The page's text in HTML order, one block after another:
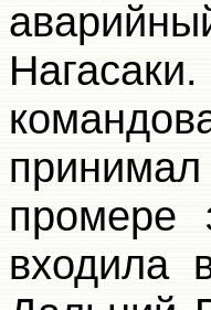
промере
входила